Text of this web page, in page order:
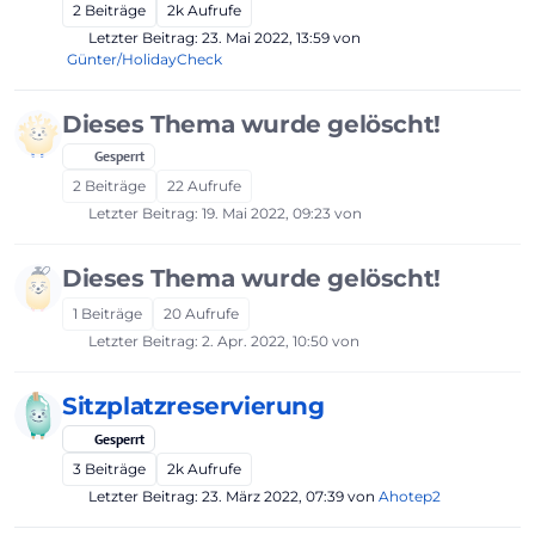
2 Beiträge 2k Aufrufe
Letzter Beitrag: 23. Mai 2022, 13:59 von
Günter/HolidayCheck
Dieses Thema wurde gelöscht!
Gesperrt
2 Beiträge 22 Aufrufe
Letzter Beitrag: 19. Mai 2022, 09:23 von
Dieses Thema wurde gelöscht!
1 Beiträge 20 Aufrufe
Letzter Beitrag: 2. Apr. 2022, 10:50 von
Sitzplatzreservierung
Gesperrt
3 Beiträge 2k Aufrufe
Letzter Beitrag: 23. März 2022, 07:39 von Ahotep2